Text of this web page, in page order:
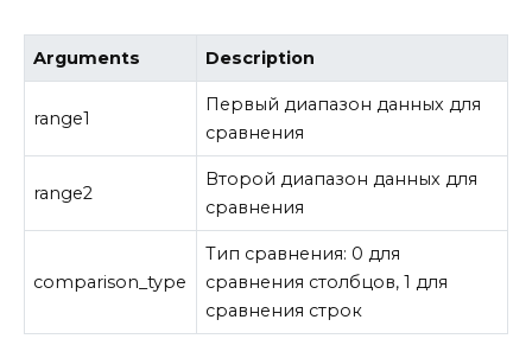
Arguments Description
range1
Первый диапазон данных для
сравнения
range2
Второй диапазон данных для
сравнения
comparison_type
Тип сравнения: 0 для
сравнения столбцов, 1 для
сравнения строк